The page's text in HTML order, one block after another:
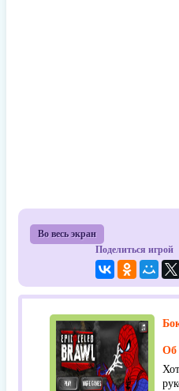
Во весь экран
Поделиться игрой
Об